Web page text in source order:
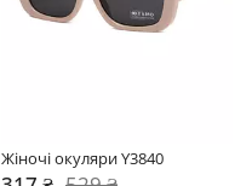
Жіночі окуляри Y3840